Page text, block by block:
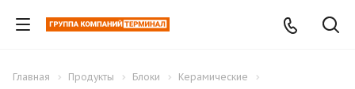
Главная Продукты Блоки
Керамические